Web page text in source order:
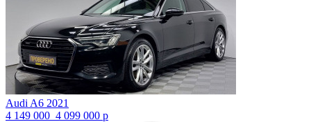
Audi A6 2021
4 149 000 4 099 000 р